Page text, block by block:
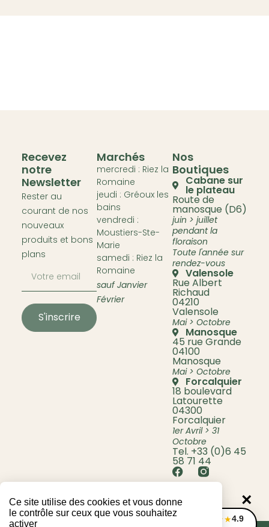
Recevez
notre
Newsletter
Rester au
courant de nos
nouveaux
produits et bons
plans
S'inscrire
Marchés
mercredi : Riez la
Romaine
jeudi : Gréoux les
bains
vendredi :
Moustiers-Ste-
Marie
samedi : Riez la
Romaine
sauf Janvier
Février
Nos
Boutiques
Cabane sur
le plateau
Route de
manosque (D6)
juin > juillet
pendant la
floraison
Toute l'année sur
rendez-vous
Valensole
Rue Albert
Richaud
04210
Valensole
Mai > Octobre
Manosque
45 rue Grande
04100
Manosque
Mai > Octobre
Forcalquier
18 boulevard
Latourette
04300
Forcalquier
1er Avril > 31
Octobre
Tel. +33 (0)6 45
58 71 44
★★★★★4.9
×
Ce site utilise des cookies et vous donne
le contrôle sur ceux que vous souhaitez
activer